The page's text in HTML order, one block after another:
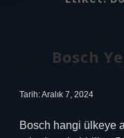
Bosch
Tarih: Aralık 7, 2024
Bosch hangi ülkeye